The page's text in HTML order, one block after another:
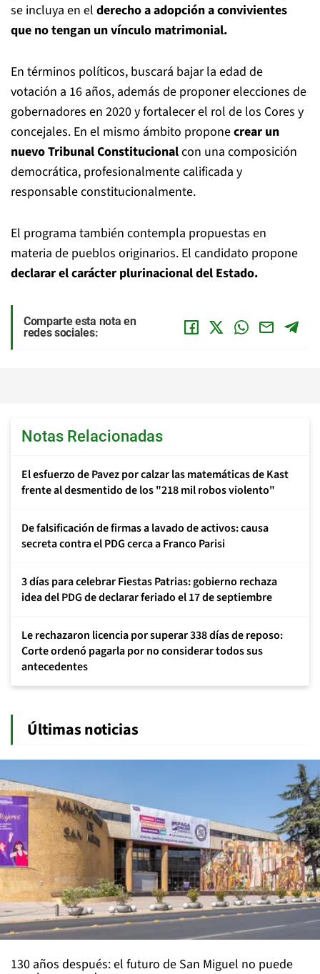
se incluya en el derecho a adopción a convivientes
que no tengan un vínculo matrimonial.
En términos políticos, buscará bajar la edad de
votación a 16 años, además de proponer elecciones de
gobernadores en 2020 y fortalecer el rol de los Cores y
concejales. En el mismo ámbito proponecrear un
nuevo Tribunal Constitucionalcon una composición
democrática, profesionalmente calificada y
responsable constitucionalmente.
El programa también contempla propuestas en
materia de pueblos originarios. El candidato propone
declarar el carácter plurinacional del Estado.
Comparte esta nota en
redes sociales:
Notas Relacionadas
El esfuerzo de Pavez por calzar las matemáticas de Kast
frente al desmentido de los "218 mil robos violento"
De falsificación de firmas a lavado de activos: causa
secreta contra el PDG cerca a Franco Parisi
3 días para celebrar Fiestas Patrias: gobierno rechaza
idea del PDG de declarar feriado el 17 de septiembre
Le rechazaron licencia por superar 338 días de reposo:
Corte ordenó pagarla por no considerar todos sus
antecedentes
Últimas noticias
130 años después: el futuro de San Miguel no puede